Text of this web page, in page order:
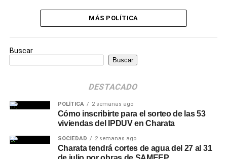
MÁS POLÍTICA
Buscar
Buscar
DESTACADO
POLÍTICA 2 semanas ago
Cómo inscribirte para el sorteo de las 53
viviendas del IPDUV en Charata
SOCIEDAD 2 semanas ago
Charata tendrá cortes de agua del 27 al 31